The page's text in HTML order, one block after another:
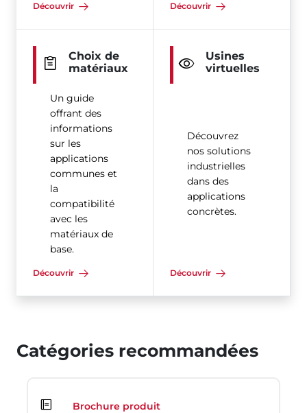
Découvrir Découvrir
Choix de
matériaux
Un guide
offrant des
informations
sur les
applications
communes et
la
compatibilité
avec les
matériaux de
base.
Découvrir
Usines
virtuelles
Découvrez
nos solutions
industrielles
dans des
applications
concrètes.
Découvrir
Catégories recommandées
Brochure produit